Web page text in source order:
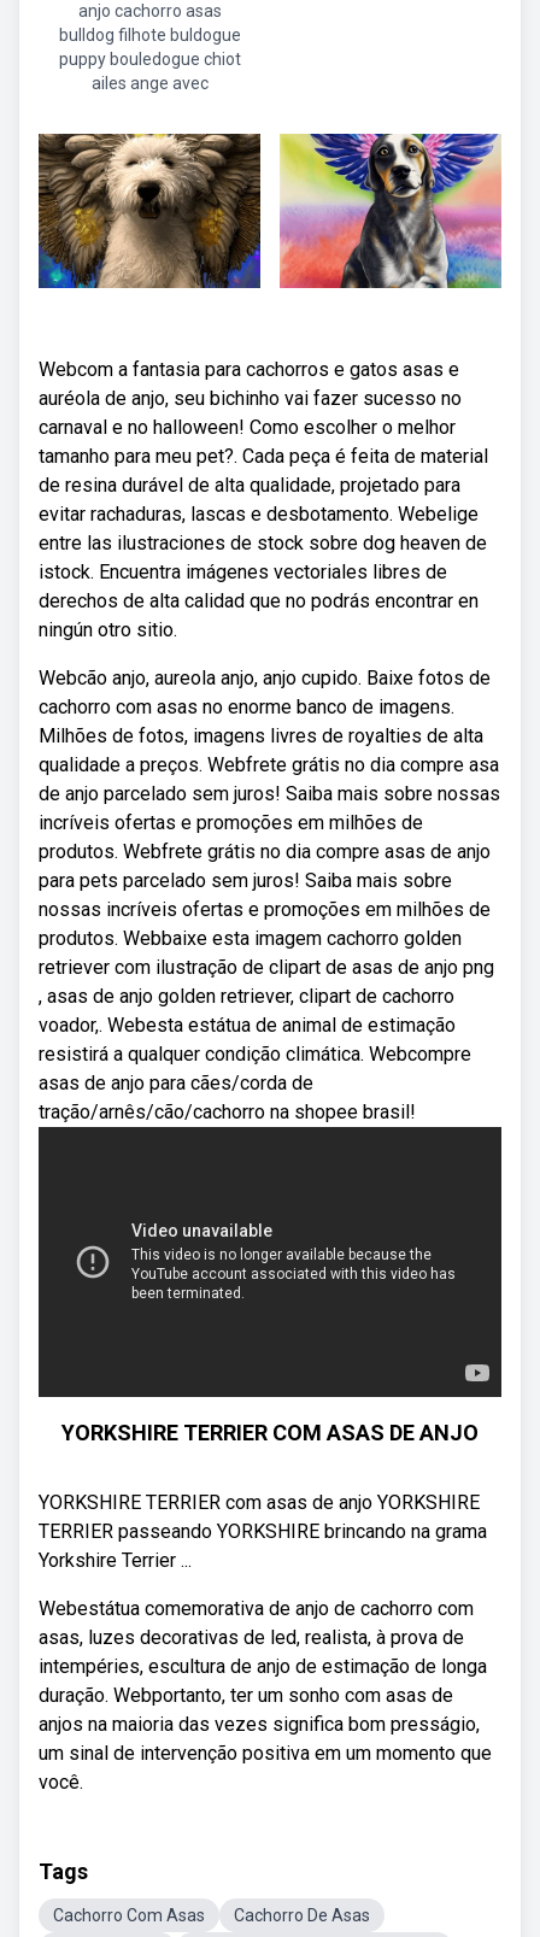
anjo cachorro asas
bulldog filhote buldogue
puppy bouledogue chiot
ailes ange avec
Webcom a fantasia para cachorros e gatos asas e
auréola de anjo, seu bichinho vai fazer sucesso no
carnaval e no halloween! Como escolher o melhor
tamanho para meu pet?. Cada peça é feita de material
de resina durável de alta qualidade, projetado para
evitar rachaduras, lascas e desbotamento. Webelige
entre las ilustraciones de stock sobre dog heaven de
istock. Encuentra imágenes vectoriales libres de
derechos de alta calidad que no podrás encontrar en
ningún otro sitio.
Webcão anjo, aureola anjo, anjo cupido. Baixe fotos de
cachorro com asas no enorme banco de imagens.
Milhões de fotos, imagens livres de royalties de alta
qualidade a preços. Webfrete grátis no dia compre asa
de anjo parcelado sem juros! Saiba mais sobre nossas
incríveis ofertas e promoções em milhões de
produtos. Webfrete grátis no dia compre asas de anjo
para pets parcelado sem juros! Saiba mais sobre
nossas incríveis ofertas e promoções em milhões de
produtos. Webbaixe esta imagem cachorro golden
retriever com ilustração de clipart de asas de anjo png
, asas de anjo golden retriever, clipart de cachorro
voador,. Webesta estátua de animal de estimação
resistirá a qualquer condição climática. Webcompre
asas de anjo para cães/corda de
tração/arnês/cão/cachorro na shopee brasil!
YORKSHIRE TERRIER COM ASAS DE ANJO
YORKSHIRE TERRIER com asas de anjo YORKSHIRE
TERRIER passeando YORKSHIRE brincando na grama
Yorkshire Terrier ...
Webestátua comemorativa de anjo de cachorro com
asas, luzes decorativas de led, realista, à prova de
intempéries, escultura de anjo de estimação de longa
duração. Webportanto, ter um sonho com asas de
anjos na maioria das vezes significa bom presságio,
um sinal de intervenção positiva em um momento que
você.
Tags
Cachorro Com Asas Cachorro De Asas